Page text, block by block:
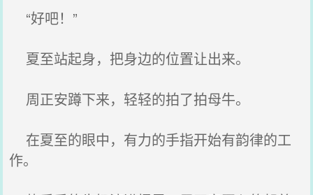
“好吧！”
夏至站起身，把身边的位置让出来。
周正安蹲下来，轻轻的拍了拍母牛。
在夏至的眼中，有力的手指开始有韵律的工
作。